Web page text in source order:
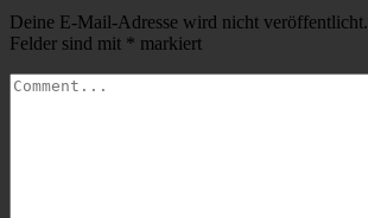
Deine E-Mail-Adresse wird nicht veröffentlicht.
Felder sind mit * markiert